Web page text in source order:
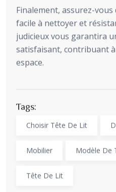
Finalement, assurez-
facile à nettoyer et
judicieux vous garantira
satisfaisant, contribuant
espace.
Tags:
Choisir Tête De Lit
Mobilier Modèle De
Tête De Lit